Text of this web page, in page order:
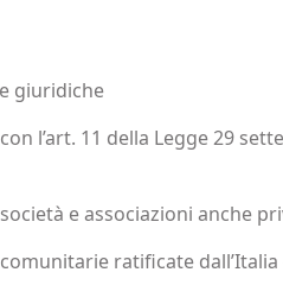
giuridiche
l’art. 11 della Legge 29
e associazioni anche
ratificate